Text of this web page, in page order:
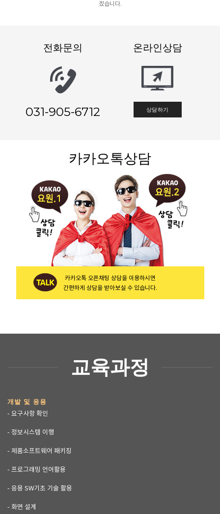
겠습니다.
전화문의
031-905-6712
온라인상담
상담하기
카카오톡상담
카카오톡 오픈채팅 상담을 이용하시면
간편하게 상담을 받아보실 수 있습니다.
교육과정
개발 및 응용
- 요구사항 확인
- 정보시스템 이행
- 제품소프트웨어 패키징
- 프로그래밍 언어활용
- 응용 SW기초 기술 활용
- 화면 설계